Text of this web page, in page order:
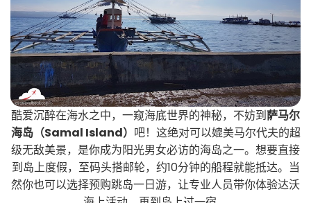
酷爱沉醉在海水之中，一窥海底世界的神秘，不妨到萨马尔
海岛（Samal Island） 吧！这绝对可以媲美马尔代夫的超
级无敌美景，是你成为阳光男女必访的海岛之一。想要直接
到岛上度假，至码头搭邮轮，约10分钟的船程就能抵达。当
然你也可以选择预购跳岛一日游，让专业人员带你体验达沃